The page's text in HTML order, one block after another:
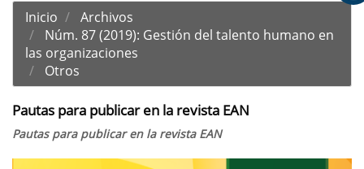
Inicio
Archivos
Núm. 87 (2019): Gestión del talento humano en
las organizaciones
Otros
Pautas para publicar en la revista EAN
Pautas para publicar en la revista EAN